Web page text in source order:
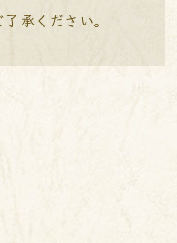
承ください。